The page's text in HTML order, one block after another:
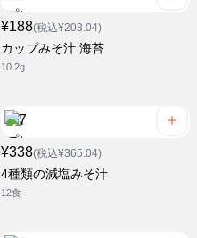
¥188(税込¥203.04)
カップみそ汁 海苔
10.2g
¥338(税込¥365.04)
4種類の減塩みそ汁
12食